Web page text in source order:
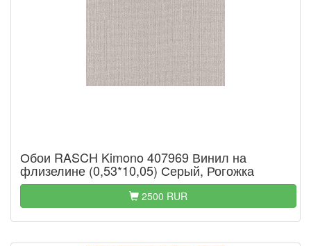
Обои RASCH Kimono 407969 Винил на
флизелине (0,53*10,05) Серый, Рогожка
2500 RUR